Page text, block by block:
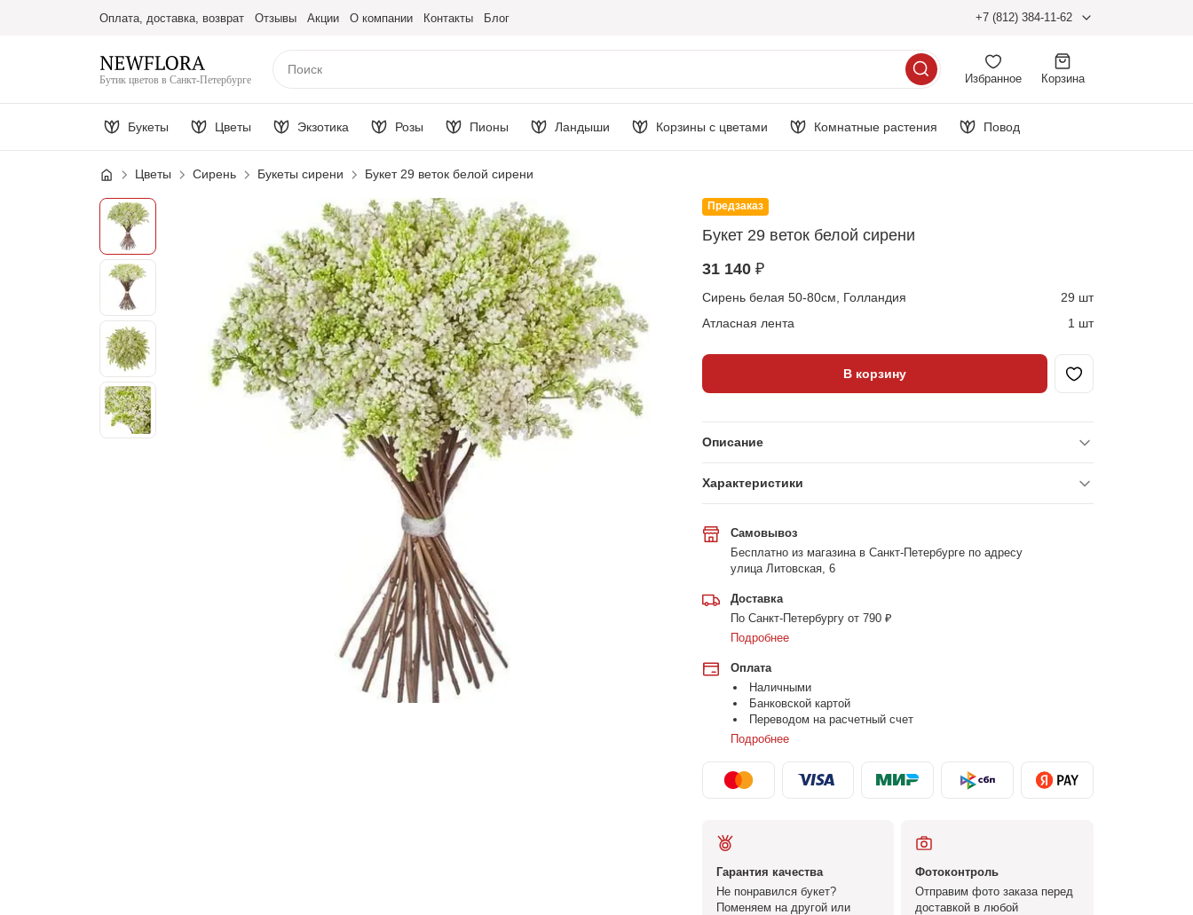
Оплата, доставка, возврат Отзывы Акции О компании Контакты Блог +7 (812) 384-11-62
Бутик цветов в Санкт-Петербурге Избранное Корзина
Букеты Цветы Экзотика Розы Пионы Ландыши Корзины с цветами Комнатные растения Повод
Цветы Сирень Букеты сирени Букет 29 веток белой сирени
Предзаказ
Букет 29 веток белой сирени
31 140 ₽
Сирень белая 50-80см, Голландия
29 шт
Атласная лента
1 шт
В корзину
Описание
Характеристики
Самовывоз
Бесплатно из магазина в Санкт-Петербурге по адресу
улица Литовская, 6
Доставка
По Санкт-Петербургу от 790 ₽
Подробнее
Оплата
Наличными
Банковской картой
Переводом на расчетный счет
Подробнее
Гарантия качества
Не понравился букет?
Поменяем на другой или
Фотоконтроль
Отправим фото заказа перед
доставкой в любой